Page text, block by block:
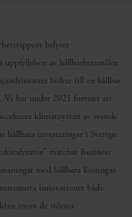
belyser
uppfyllelsen av hållbarhetsmålen
bidrar till en hållbar
Vi har under 2021 fortsatt att
klimatnyttan av svensk
hållbara investeringar i Sverige.
matchar Business
med hållbara lösningar.
innovationer både
inom de största